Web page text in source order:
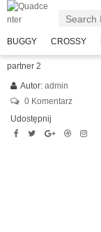
BUGGY CROSSY
partner 2
Autor: admin
0 Komentarz
Udostępnij